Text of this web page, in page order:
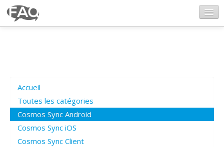
Poser une question
Questions ouvertes
Accueil
Toutes les catégories
Cosmos Sync Android
Cosmos Sync iOS
Cosmos Sync Client